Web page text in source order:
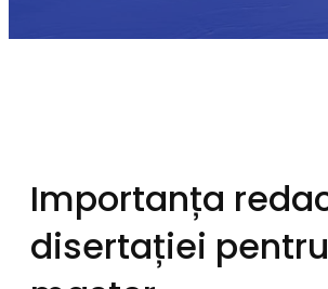
Importanța
disertației pentru